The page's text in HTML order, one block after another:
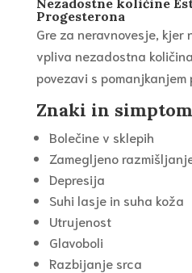
Nezadostne količine
Progesterona
Gre za neravnovesje, kjer
vpliva nezadostna
povezavi s pomanjkanjem
Znaki in
Bolečine v sklepih
Zamegljeno
Depresija
Suhi lasje in suha koža
Utrujenost
Glavoboli
Razbijanje srca